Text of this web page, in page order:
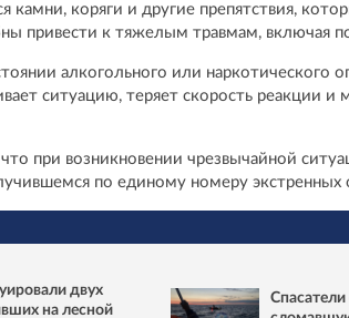
камни, коряги и другие препятствия,
привести к тяжелым травмам, включая
алкогольного или наркотического
ситуацию, теряет скорость реакции и
при возникновении чрезвычайной
по единому номеру экстренных
двух
на лесной